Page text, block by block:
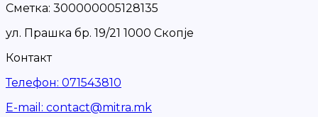
Сметка: 300000005128135
ул. Прашка бр. 19/21 1000 Скопје
Контакт
Телефон: 071543810
Е-mail : contact@mitra.mk